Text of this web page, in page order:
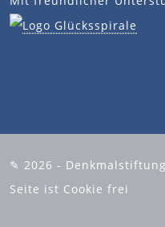
✎ 2026 -
Seite ist Cookie frei